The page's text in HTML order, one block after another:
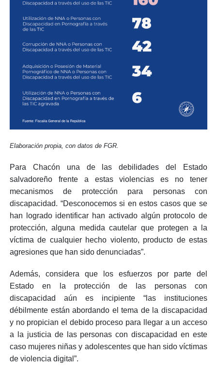
Elaboración propia, con datos de FGR.
Para Chacón una de las debilidades del Estado
salvadoreño frente a estas violencias es no tener
mecanismos de protección para personas con
discapacidad. “Desconocemos si en estos casos que se
han logrado identificar han activado algún protocolo de
protección, alguna medida cautelar que protegen a la
víctima de cualquier hecho violento, producto de estas
agresiones que han sido denunciadas”.
Además, considera que los esfuerzos por parte del
Estado en la protección de las personas con
discapacidad aún es incipiente “las instituciones
débilmente están abordando el tema de la discapacidad
y no propician el debido proceso para llegar a un acceso
a la justicia de las personas con discapacidad en este
caso mujeres niñas y adolescentes que han sido víctimas
de violencia digital”.